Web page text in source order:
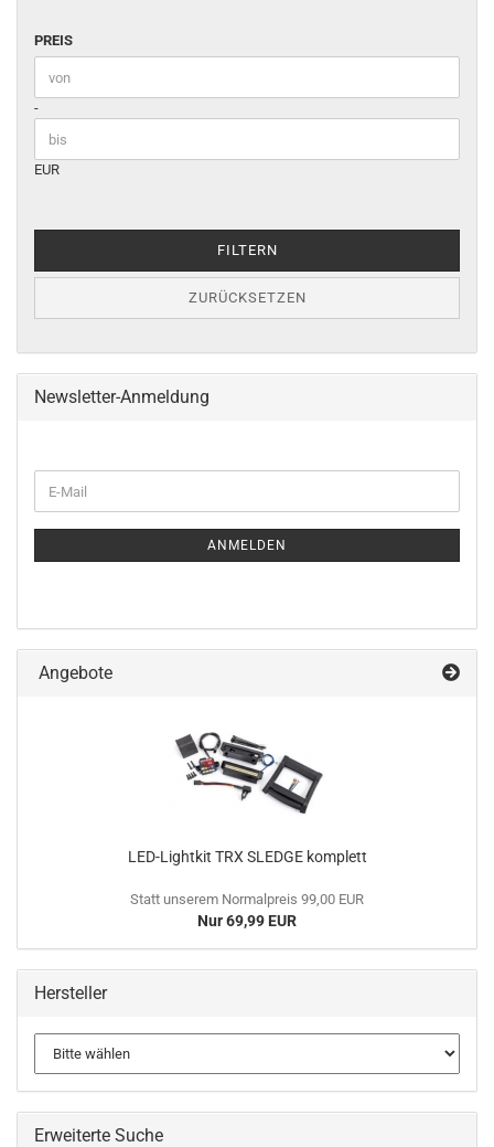
PREIS
PREIS
Preis bis
-
EUR
FILTERN
ZURÜCKSETZEN
Newsletter-Anmeldung
ZUR
E-
Mail
ANMELDEN
Angebote
LED-Lightkit TRX SLEDGE komplett
Statt unserem Normalpreis 99,00 EUR
Nur 69,99 EUR
Hersteller
Erweiterte Suche